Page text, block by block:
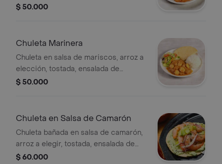
zanahoria, pepino y sancocho.
$ 50.000
Chuleta Marinera
Chuleta en salsa de mariscos, arroz a
elección, tostada, ensalada de
tomate, lechuga, zanahoria y pepino.
$ 50.000
Chuleta en Salsa de Camarón
Chuleta bañada en salsa de camarón,
arroz a elegir, tostada, ensalada de
tomate, lechuga, zanahoria y pepino.
$ 60.000